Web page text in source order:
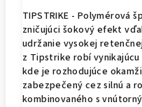
TIPSTRIKE - Polymérová
zničujúci šokový efekt
udržanie vysokej
z Tipstrike robí
kde je rozhodujúce
zabezpečený cez silnú a
kombinovaného s